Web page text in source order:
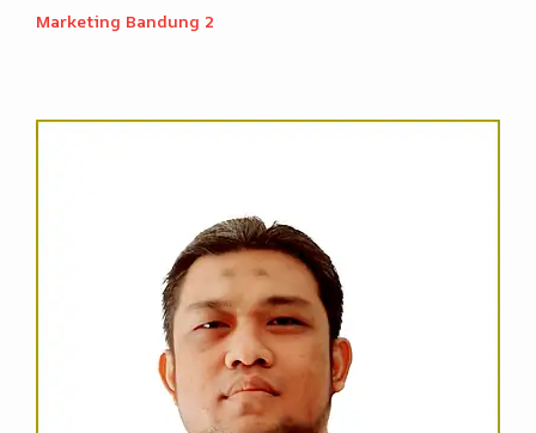
Marketing Bandung 2